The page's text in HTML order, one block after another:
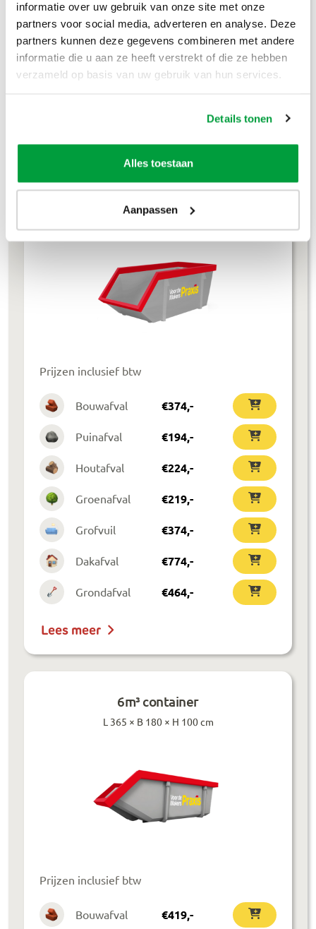
informatie over uw gebruik van onze site met onze
partners voor social media, adverteren en analyse. Deze
partners kunnen deze gegevens combineren met andere
informatie die u aan ze heeft verstrekt of die ze hebben
verzameld op basis van uw gebruik van hun services.
Details tonen
Alles toestaan
Aanpassen
Grofvuil €304,-
Dakafval 694
Grondafval €364,-
4m³ container
L 245 × B 160 × H 120 cm
Prijzen inclusief btw
Bouwafval €374,-
Puinafval €194,-
Houtafval €224,-
Groenafval €219,-
Grofvuil €374,-
Dakafval €774,-
Grondafval €464,-
Lees meer
6m³ container
L 365 × B 180 × H 100 cm
Prijzen inclusief btw
Bouwafval €419,-